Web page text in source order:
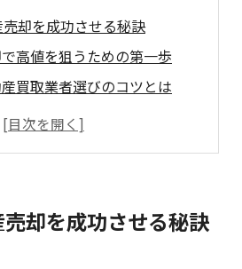
却を成功させる秘訣
高値を狙うための第一歩
買取業者選びのコツとは
不動産売却の計画ポイント
や相場情報を活かした業者比較
なら買取の活用法が鍵
売却を成功させる秘訣